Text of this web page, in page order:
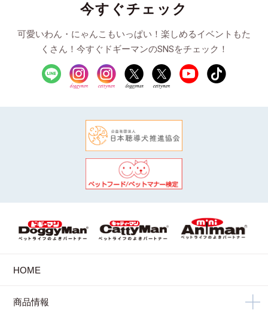
今すぐチェック
可愛いわん・にゃんこもいっぱい！楽しめるイベントもた
くさん！今すぐドギーマンのSNSをチェック！
HOME
商品情報